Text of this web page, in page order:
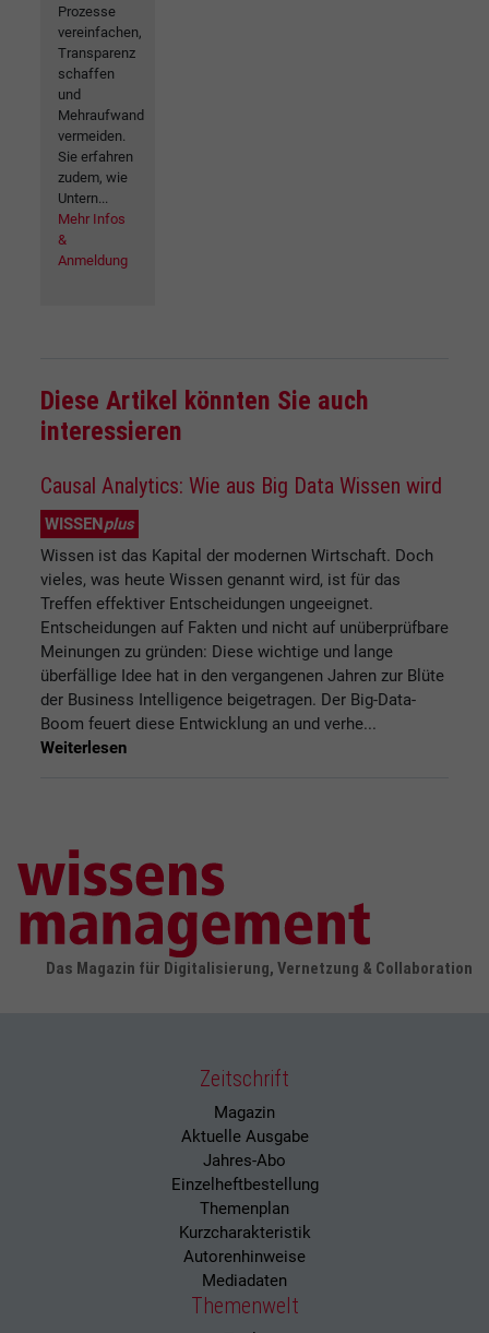
Prozesse
vereinfachen,
Transparenz
schaffen
und
Mehraufwand
vermeiden.
Sie erfahren
zudem, wie
Untern...
Mehr Infos
&
Anmeldung
Diese Artikel könnten Sie auch
interessieren
Causal Analytics: Wie aus Big Data Wissen wird
WISSENplus
Wissen ist das Kapital der modernen Wirtschaft. Doch
vieles, was heute Wissen genannt wird, ist für das
Treffen effektiver Entscheidungen ungeeignet.
Entscheidungen auf Fakten und nicht auf unüberprüfbare
Meinungen zu gründen: Diese wichtige und lange
überfällige Idee hat in den vergangenen Jahren zur Blüte
der Business Intelligence beigetragen. Der Big-Data-
Boom feuert diese Entwicklung an und verhe...
Weiterlesen
Das Magazin für Digitalisierung, Vernetzung & Collaboration
Zeitschrift
Magazin
Aktuelle Ausgabe
Jahres-Abo
Einzelheftbestellung
Themenplan
Kurzcharakteristik
Autorenhinweise
Mediadaten
Themenwelt